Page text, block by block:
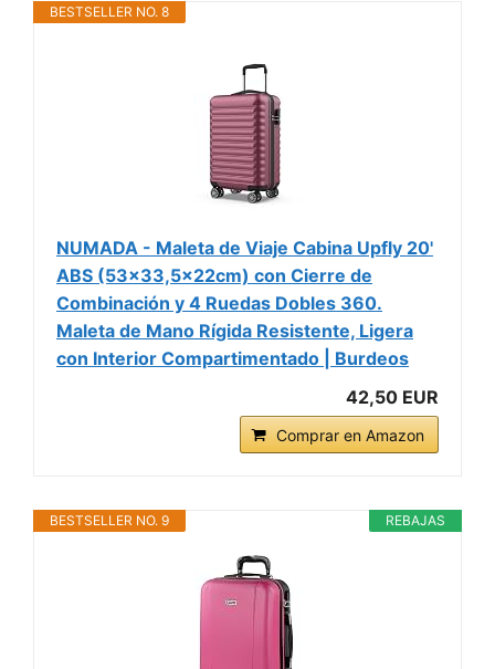
BESTSELLER NO. 8
NUMADA - Maleta de Viaje Cabina Upfly 20'
ABS (53x33,5x22cm) con Cierre de
Combinación y 4 Ruedas Dobles 360.
Maleta de Mano Rígida Resistente, Ligera
con Interior Compartimentado | Burdeos
42,50 EUR
Comprar en Amazon
REBAJAS
BESTSELLER NO. 9